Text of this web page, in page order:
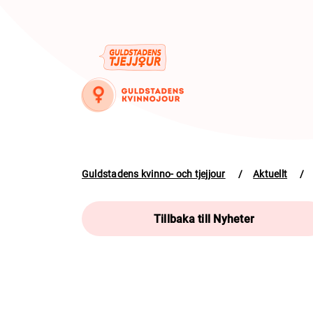
Guldstadens kvinno- och tjejjour / Aktuellt /
Tillbaka till Nyheter